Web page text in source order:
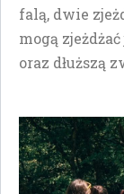
falą, dwie
mogą
oraz dłuższą